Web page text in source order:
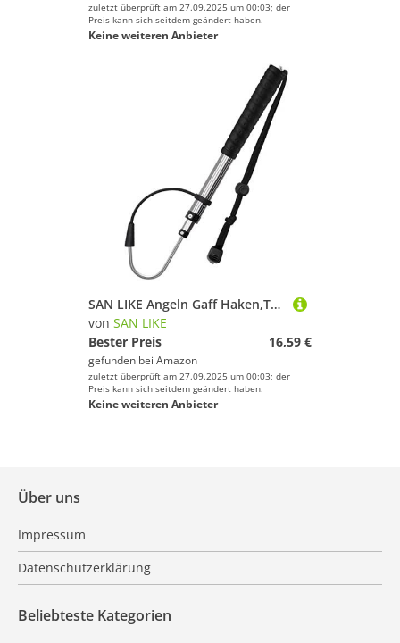
zuletzt überprüft am 27.09.2025 um 00:03; der
Preis kann sich seitdem geändert haben.
Keine weiteren Anbieter
SAN LIKE Angeln Gaff Haken,Teleskop Gaff Haken Speer Haken Einziehbar Teleskop aus Aluminiumlegierung Angelzubehör Angelhaken mit Angelhaken und Gummigriff, geeignet für Süß- und Salzwasserangeln 60cm
von SAN LIKE
Bester Preis
16,59 €
gefunden bei Amazon
zuletzt überprüft am 27.09.2025 um 00:03; der
Preis kann sich seitdem geändert haben.
Keine weiteren Anbieter
Über uns
Impressum
Datenschutzerklärung
Beliebteste Kategorien